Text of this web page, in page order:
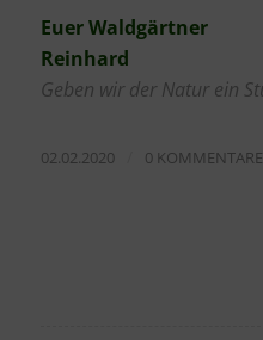
Euer Waldgärtner
Reinhard
Geben wir der Natur ein
02.02.2020 0 KOMMENTARE